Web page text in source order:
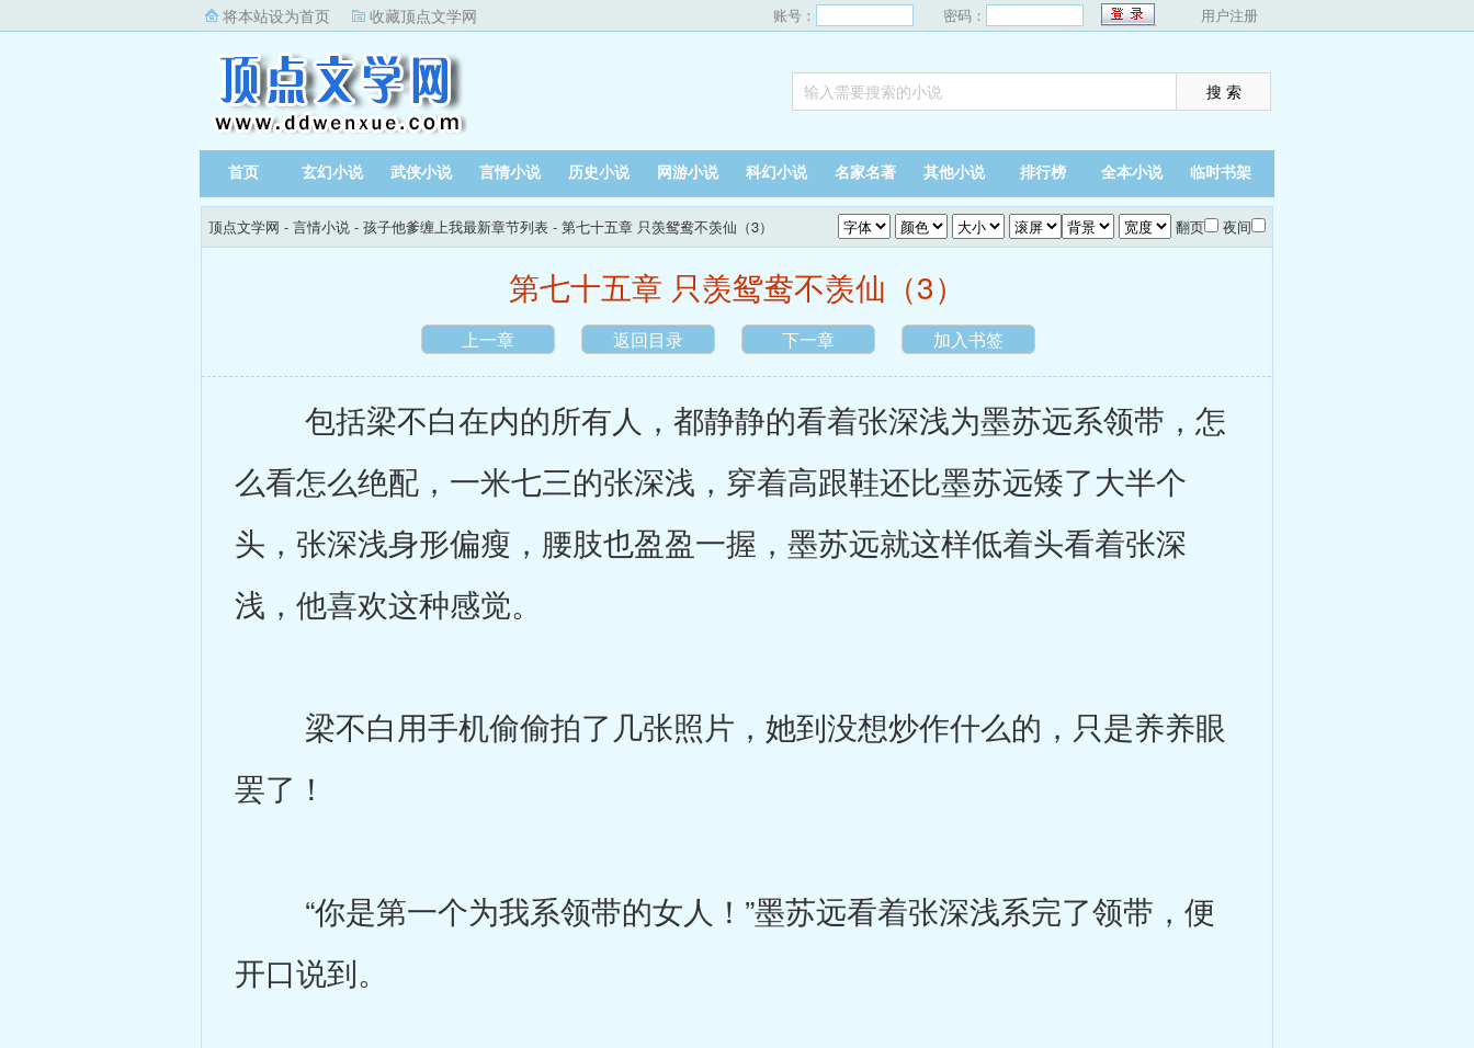
将本站设为首页 收藏顶点文学网 账号： 密码： 用户注册
首页 玄幻小说 武侠小说 言情小说 历史小说 网游小说 科幻小说 名家名著 其他小说 排行榜 全本小说 临时书架
顶点文学网 - 言情小说 - 孩子他爹缠上我最新章节列表 - 第七十五章 只羡鸳鸯不羡仙（3） 翻页 夜间
第七十五章 只羡鸳鸯不羡仙（3）
上一章 返回目录 下一章 加入书签
包括梁不白在内的所有人，都静静的看着张深浅为墨苏远系领带，怎
么看怎么绝配，一米七三的张深浅，穿着高跟鞋还比墨苏远矮了大半个
头，张深浅身形偏瘦，腰肢也盈盈一握，墨苏远就这样低着头看着张深
浅，他喜欢这种感觉。
梁不白用手机偷偷拍了几张照片，她到没想炒作什么的，只是养养眼
罢了！
“你是第一个为我系领带的女人！”墨苏远看着张深浅系完了领带，便
开口说到。